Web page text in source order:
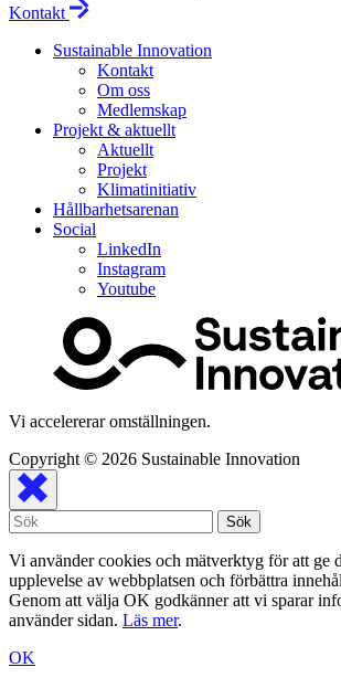
Kontakt
Sustainable Innovation
Kontakt
Om oss
Medlemskap
Projekt & aktuellt
Aktuellt
Projekt
Klimatinitiativ
Hållbarhetsarenan
Social
LinkedIn
Instagram
Youtube
Vi accelererar omställningen.
Copyright © 2026 Sustainable Innovation
Vi använder cookies och mätverktyg för att ge
upplevelse av webbplatsen och förbättra
Genom att välja OK godkänner att vi sparar
använder sidan. Läs mer.
OK